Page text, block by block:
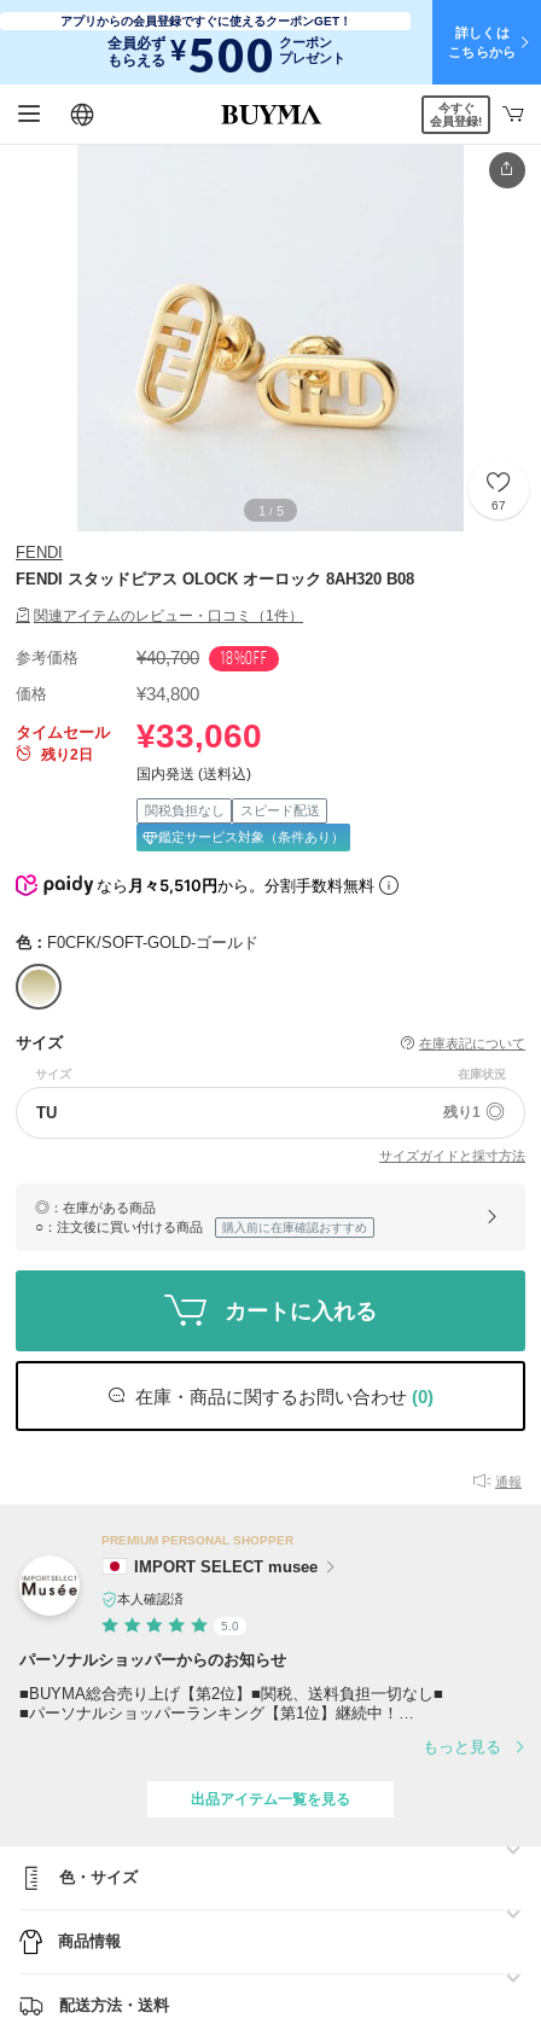
アプリからの会員登録ですぐに使えるクーポンGET！
全員必ず
もらえる ¥500 クーポン
プレゼント
詳しくは
こちらから
日本語
English
简体中文
繁體中文
今すぐ
会員登録!
1 / 5 67
FENDI
FENDI スタッドピアス OLOCK オーロック 8AH320 B08
関連アイテムのレビュー・口コミ（1件）
参考価格 ¥40,700 18%OFF
価格 ¥34,800
タイムセール
残り2日
¥33,060
国内発送 (送料込)
関税負担なし
スピード配送
鑑定サービス対象（条件あり）
なら 月々5,510円から。分割手数料無料
色： F0CFK/SOFT-GOLD-ゴールド
サイズ 在庫表記について
サイズ 在庫状況
TU 残り1 ◎
サイズガイドと採寸方法
◎ ：在庫がある商品
○ ：注文後に買い付ける商品 購入前に在庫確認おすすめ
カートに入れる
在庫・商品に関するお問い合わせ (0)
通報
PREMIUM PERSONAL SHOPPER
IMPORT SELECT musee
本人確認済
5.0
パーソナルショッパーからのお知らせ
■BUYMA総合売り上げ【第2位】■関税、送料負担一切なし■
■パーソナルショッパーランキング【第1位】継続中！
●ご注文前に必ず【お取引について】の内容のご確認をお願いいたしま
https://www.buyma.com/buyer/841549/post/337736.html
営業日の13時までにご注文(決済完了済)で最短翌日着※一部地域・お取
り寄せ商品を除く
ご注文確定後にお客様用の在庫確保を行いますので、在庫確認のお問合
もっと見る
出品アイテム一覧を見る
色・サイズ
商品情報
配送方法・送料